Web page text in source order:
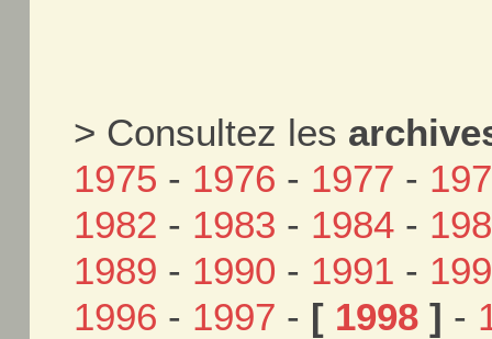
> Consultez les
1975 - 1976 - 1977 -
1982 - 1983 - 1984 -
1989 - 1990 - 1991 -
1996 - 1997 - [ 1998 ] -